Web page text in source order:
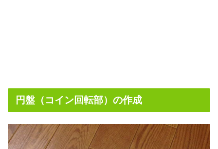
円盤（コイン回転部）の作成